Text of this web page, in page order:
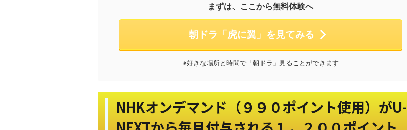
まずは、ここから無料体験へ
朝ドラ「虎に翼」を見てみる
※好きな場所と時間で「朝ドラ」見ることができます
NHKオンデマンド（９９０ポイント使用）がU-